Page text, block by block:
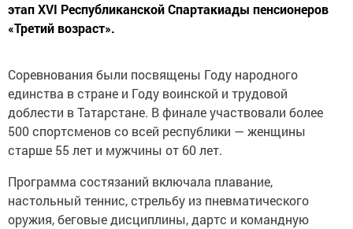
этап XVI Республиканской Спартакиады пенсионеров
«Третий возраст».
Соревнования были посвящены Году народного
единства в стране и Году воинской и трудовой
доблести в Татарстане. В финале участвовали более
500 спортсменов со всей республики — женщины
старше 55 лет и мужчины от 60 лет.
Программа состязаний включала плавание,
настольный теннис, стрельбу из пневматического
оружия, беговые дисциплины, дартс и командную